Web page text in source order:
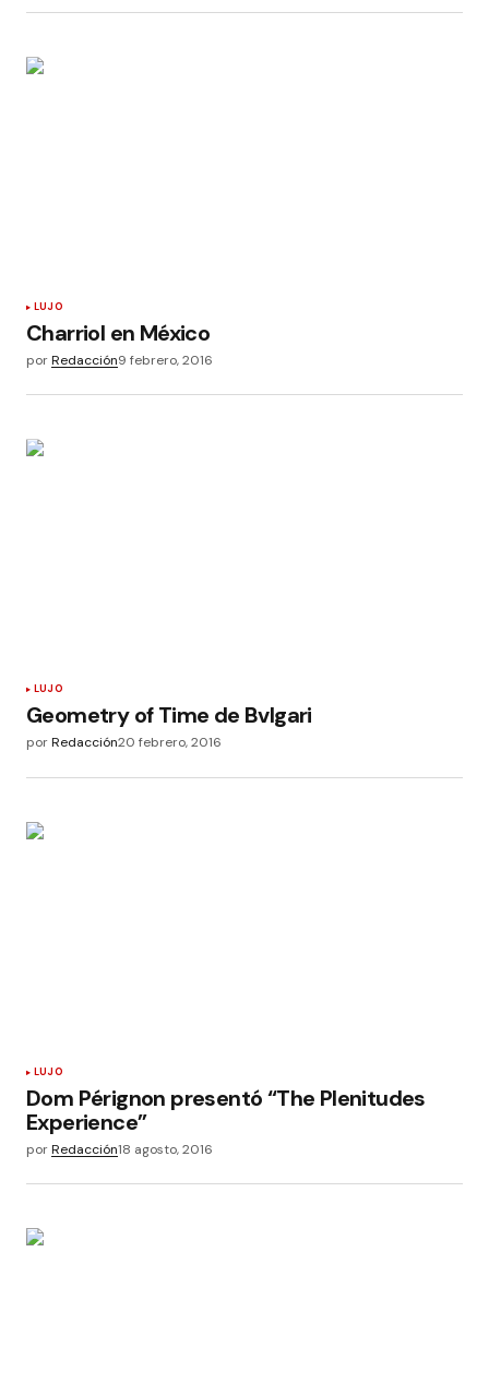
LUJO
Charriol en México
porRedacción9 febrero, 2016
LUJO
Geometry of Time de Bvlgari
porRedacción20 febrero, 2016
LUJO
Dom Pérignon presentó “The Plenitudes
Experience”
porRedacción18 agosto, 2016